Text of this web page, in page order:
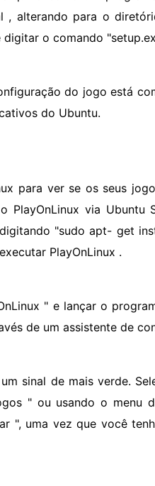
, alterando para o
o comando
do jogo está
do Ubuntu.
para ver se os seus
PlayOnLinux via Ubuntu
"sudo apt- get
PlayOnLinux .
" e lançar o
de um assistente de
sinal de mais verde.
" ou usando o menu
", uma vez que você